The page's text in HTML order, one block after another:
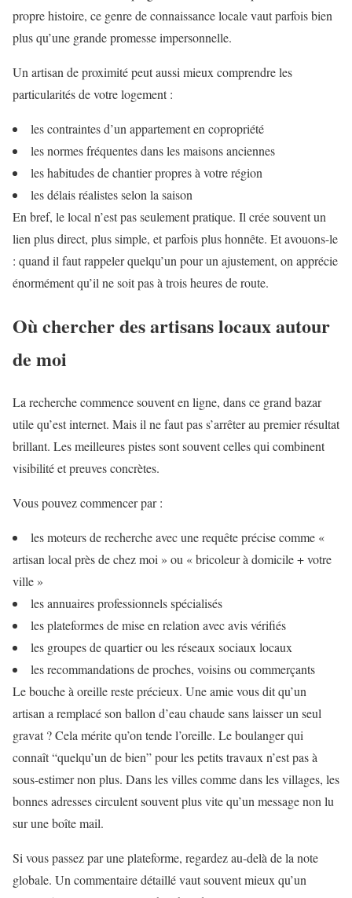
propre histoire, ce genre de connaissance locale vaut parfois bien
plus qu’une grande promesse impersonnelle.
Un artisan de proximité peut aussi mieux comprendre les
particularités de votre logement :
les contraintes d’un appartement en copropriété
les normes fréquentes dans les maisons anciennes
les habitudes de chantier propres à votre région
les délais réalistes selon la saison
En bref, le local n’est pas seulement pratique. Il crée souvent un
lien plus direct, plus simple, et parfois plus honnête. Et avouons-le
: quand il faut rappeler quelqu’un pour un ajustement, on apprécie
énormément qu’il ne soit pas à trois heures de route.
Où chercher des artisans locaux autour
de moi
La recherche commence souvent en ligne, dans ce grand bazar
utile qu’est internet. Mais il ne faut pas s’arrêter au premier résultat
brillant. Les meilleures pistes sont souvent celles qui combinent
visibilité et preuves concrètes.
Vous pouvez commencer par :
les moteurs de recherche avec une requête précise comme «
artisan local près de chez moi » ou « bricoleur à domicile + votre
ville »
les annuaires professionnels spécialisés
les plateformes de mise en relation avec avis vérifiés
les groupes de quartier ou les réseaux sociaux locaux
les recommandations de proches, voisins ou commerçants
Le bouche à oreille reste précieux. Une amie vous dit qu’un
artisan a remplacé son ballon d’eau chaude sans laisser un seul
gravat ? Cela mérite qu’on tende l’oreille. Le boulanger qui
connaît “quelqu’un de bien” pour les petits travaux n’est pas à
sous-estimer non plus. Dans les villes comme dans les villages, les
bonnes adresses circulent souvent plus vite qu’un message non lu
sur une boîte mail.
Si vous passez par une plateforme, regardez au-delà de la note
globale. Un commentaire détaillé vaut souvent mieux qu’un